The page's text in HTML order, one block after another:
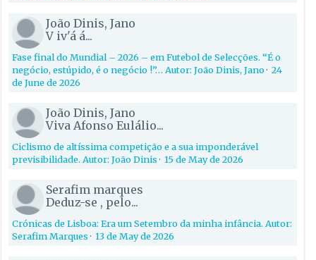
João Dinis, Jano
V iv'á á...
Fase final do Mundial – 2026 – em Futebol de Selecções. “É o
negócio, estúpido, é o negócio !”… Autor: João Dinis, Jano·24
de June de 2026
João Dinis, Jano
Viva Afonso Eulálio...
Ciclismo de altíssima competição e a sua imponderável
previsibilidade. Autor: João Dinis·15 de May de 2026
Serafim marques
Deduz-se , pelo...
Crónicas de Lisboa: Era um Setembro da minha infância. Autor:
Serafim Marques·13 de May de 2026